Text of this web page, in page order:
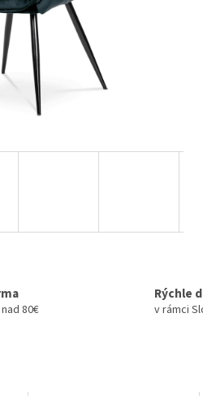
80€
Rýchle
v rámci